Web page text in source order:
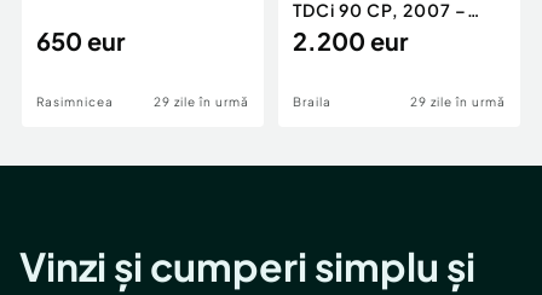
650 eur
Rasimnicea 29 zile în urmă
TDCi 90 CP, 2007 –
Unic proprietar, ITP
2.200 eur
Braila 29 zile în urmă
Vinzi și cumperi simplu și